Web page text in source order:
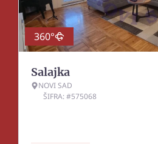
360°
Salajka
NOVI SAD
ŠIFRA: #575068